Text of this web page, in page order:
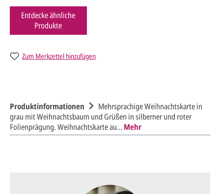
Entdecke ähnliche
Produkte
Zum Merkzettel hinzufügen
Produktinformationen
Mehrsprachige Weihnachtskarte in
grau mit Weihnachtsbaum und Grüßen in silberner und roter
Folienprägung. Weihnachtskarte au…Mehr